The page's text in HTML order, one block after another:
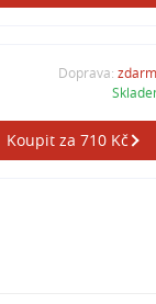
Doprava:
Koupit za 710 Kč